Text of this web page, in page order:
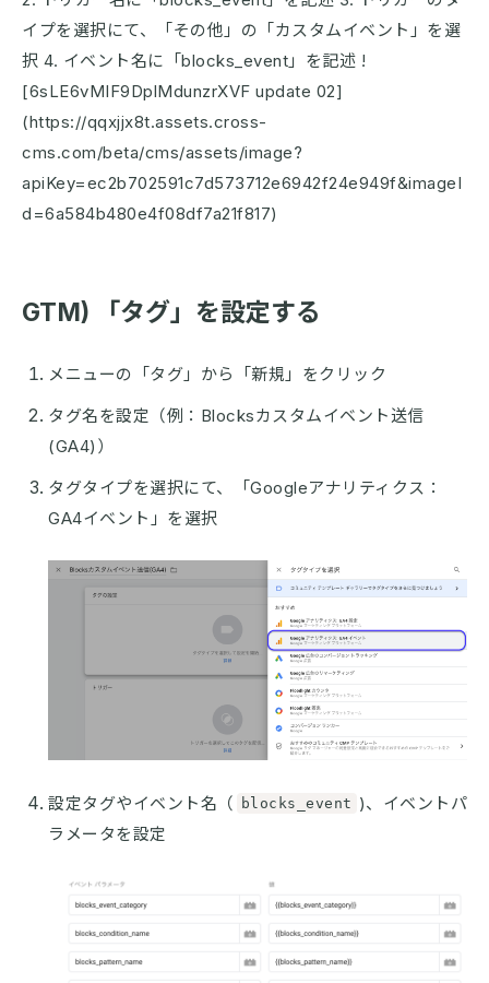
イプを選択にて、「その他」の「カスタムイベント」を選
択 4. イベント名に「blocks_event」を記述 !
[6sLE6vMIF9DplMdunzrXVF update 02]
(https://qqxjjx8t.assets.cross-
cms.com/beta/cms/assets/image?
apiKey=ec2b702591c7d573712e6942f24e949f&imageI
d=6a584b480e4f08df7a21f817)
GTM) 「タグ」を設定する
メニューの「タグ」から「新規」をクリック
タグ名を設定（例：Blocksカスタムイベント送信
(GA4)）
タグタイプを選択にて、「Googleアナリティクス：
GA4イベント」を選択
設定タグやイベント名（ blocks_event )、イベントパ
ラメータを設定